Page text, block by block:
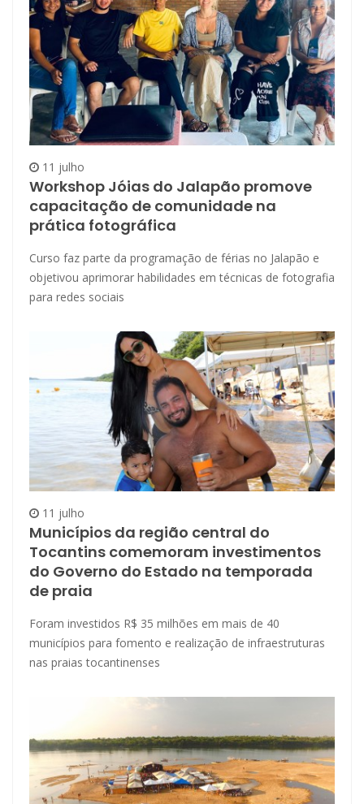
11 julho
Workshop Jóias do Jalapão promove
capacitação de comunidade na
prática fotográfica
Curso faz parte da programação de férias no Jalapão e
objetivou aprimorar habilidades em técnicas de fotografia
para redes sociais
11 julho
Municípios da região central do
Tocantins comemoram investimentos
do Governo do Estado na temporada
de praia
Foram investidos R$ 35 milhões em mais de 40
municípios para fomento e realização de infraestruturas
nas praias tocantinenses